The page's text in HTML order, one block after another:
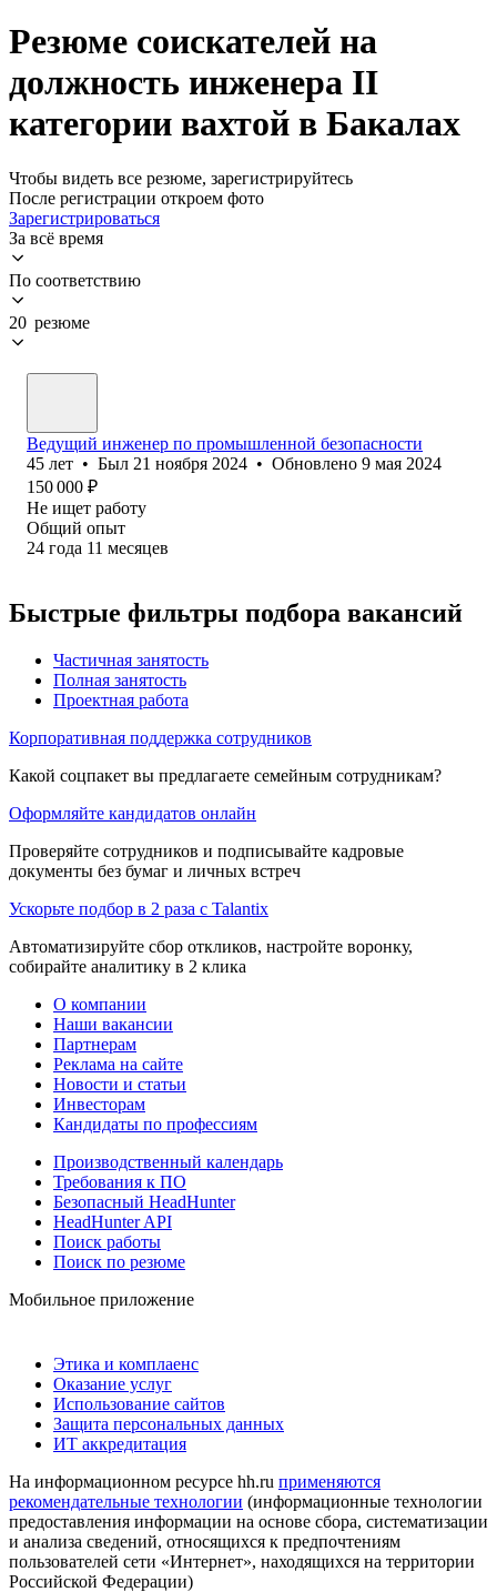
Резюме соискателей на
должность инженера II
категории вахтой в Бакалах
Чтобы видеть все резюме, зарегистрируйтесь
После регистрации откроем фото
Зарегистрироваться
За всё время
По соответствию
20 резюме
Ведущий инженер по промышленной безопасности
45 лет • Был 21 ноября 2024 • Обновлено 9 мая 2024
150 000 ₽
Не ищет работу
Общий опыт
24 года 11 месяцев
Быстрые фильтры подбора вакансий
Частичная занятость
Полная занятость
Проектная работа
Корпоративная поддержка сотрудников
Какой соцпакет вы предлагаете семейным сотрудникам?
Оформляйте кандидатов онлайн
Проверяйте сотрудников и подписывайте кадровые
документы без бумаг и личных встреч
Ускорьте подбор в 2 раза с Talantix
Автоматизируйте сбор откликов, настройте воронку,
собирайте аналитику в 2 клика
О компании
Наши вакансии
Партнерам
Реклама на сайте
Новости и статьи
Инвесторам
Кандидаты по профессиям
Производственный календарь
Требования к ПО
Безопасный HeadHunter
HeadHunter API
Поиск работы
Поиск по резюме
Мобильное приложение
Этика и комплаенс
Оказание услуг
Использование сайтов
Защита персональных данных
ИТ аккредитация
На информационном ресурсе hh.ru применяются
рекомендательные технологии (информационные технологии
предоставления информации на основе сбора, систематизации
и анализа сведений, относящихся к предпочтениям
пользователей сети «Интернет», находящихся на территории
Российской Федерации)